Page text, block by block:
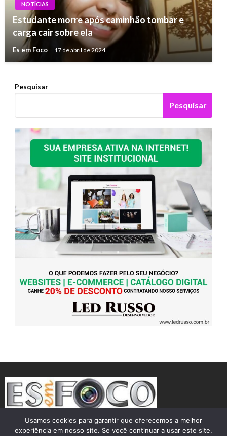
NOTÍCIAS
Estudante morre após caminhão tombar e
carga cair sobre ela
Es em Foco 17 de abril de 2024
Pesquisar
Pesquisar
Usamos cookies para garantir que oferecemos a melhor
experiência em nosso site. Se você continuar a usar este site,